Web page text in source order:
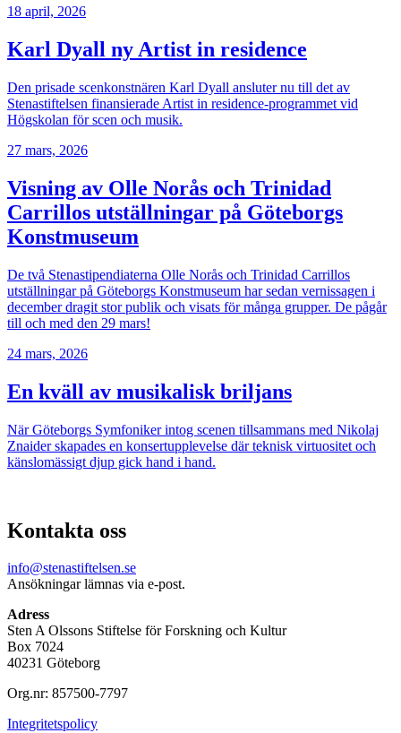
18 april, 2026
Karl Dyall ny Artist in residence
Den prisade scenkonstnären Karl Dyall ansluter nu till det av
Stenastiftelsen finansierade Artist in residence-programmet vid
Högskolan för scen och musik.
27 mars, 2026
Visning av Olle Norås och Trinidad
Carrillos utställningar på Göteborgs
Konstmuseum
De två Stenastipendiaterna Olle Norås och Trinidad Carrillos
utställningar på Göteborgs Konstmuseum har sedan vernissagen i
december dragit stor publik och visats för många grupper. De pågår
till och med den 29 mars!
24 mars, 2026
En kväll av musikalisk briljans
När Göteborgs Symfoniker intog scenen tillsammans med Nikolaj
Znaider skapades en konsertupplevelse där teknisk virtuositet och
känslomässigt djup gick hand i hand.
Kontakta oss
info@stenastiftelsen.se
Ansökningar lämnas via e-post.
Adress
Sten A Olssons Stiftelse för Forskning och Kultur
Box 7024
40231 Göteborg
Org.nr: 857500-7797
Integritetspolicy